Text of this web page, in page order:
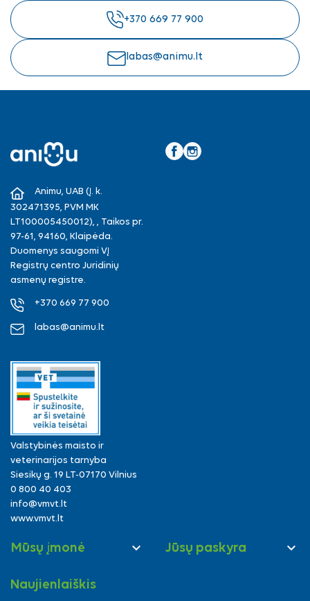
+370 669 77 900
labas@animu.lt
Animu, UAB (Į. k.
302471395, PVM MK
LT100005450012), , Taikos pr.
97-61, 94160, Klaipėda.
Duomenys saugomi VĮ
Registrų centro Juridinių
asmenų registre.
+370 669 77 900
labas@animu.lt
Valstybinės maisto ir
veterinarijos tarnyba
Siesikų g. 19 LT-07170 Vilnius
0 800 40 403
info@vmvt.lt
www.vmvt.lt
Mūsų įmonė  Jūsų paskyra 
Naujienlaiškis